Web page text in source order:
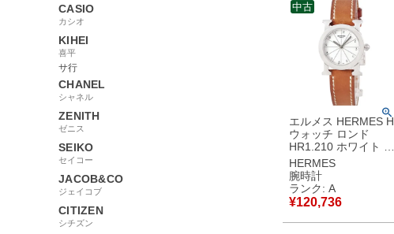
CASIO
カシオ
KIHEI
喜平
サ行
CHANEL
シャネル
ZENITH
ゼニス
SEIKO
セイコー
JACOB&CO
ジェイコブ
CITIZEN
シチズン
エルメス HERMES H
ウォッチ ロンド
HR1.210 ホワイト 白
放射状 ラジアル アラ
ビア レディース 腕時
計クオーツ ホワイト
【中古】中古美品
HERMES
腕時計
ランク: A
¥120,736
中古